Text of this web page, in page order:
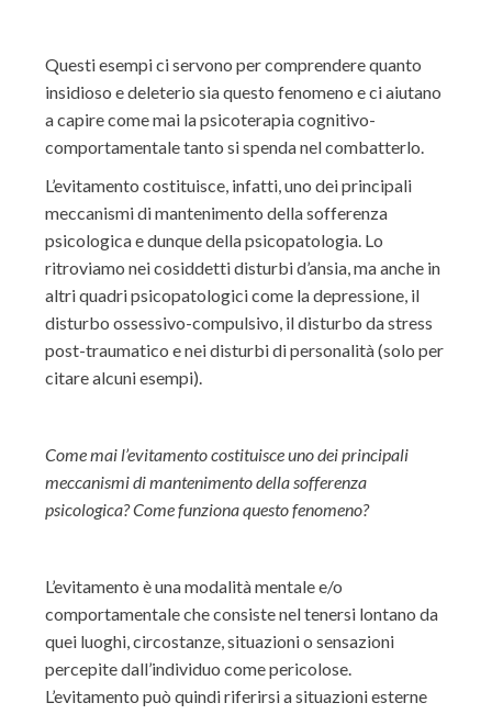
Questi esempi ci servono per comprendere quanto
insidioso e deleterio sia questo fenomeno e ci aiutano
a capire come mai la psicoterapia cognitivo-
comportamentale tanto si spenda nel combatterlo.
L’evitamento costituisce, infatti, uno dei principali
meccanismi di mantenimento della sofferenza
psicologica e dunque della psicopatologia. Lo
ritroviamo nei cosiddetti disturbi d’ansia, ma anche in
altri quadri psicopatologici come la depressione, il
disturbo ossessivo-compulsivo, il disturbo da stress
post-traumatico e nei disturbi di personalità (solo per
citare alcuni esempi).
Come mai l’evitamento costituisce uno dei principali
meccanismi di mantenimento della sofferenza
psicologica? Come funziona questo fenomeno?
L’evitamento è una modalità mentale e/o
comportamentale che consiste nel tenersi lontano da
quei luoghi, circostanze, situazioni o sensazioni
percepite dall’individuo come pericolose.
L’evitamento può quindi riferirsi a situazioni esterne